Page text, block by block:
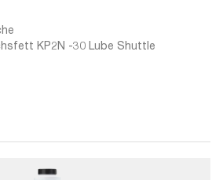
KP2N -30 Lube Shuttle